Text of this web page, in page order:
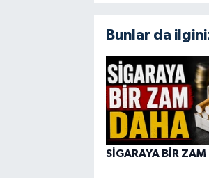
Bunlar da
SİGARAYA BİR